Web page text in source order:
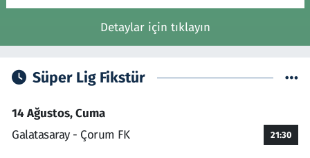
Detaylar için tıklayın
Süper Lig Fikstür
14 Ağustos, Cuma
Galatasaray - Çorum FK
21:30